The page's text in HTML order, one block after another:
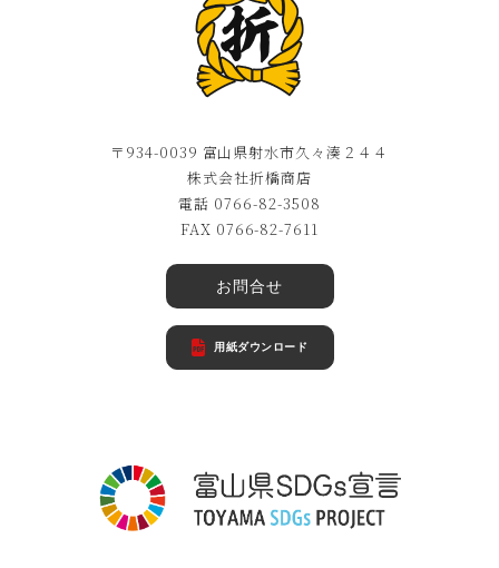
〒934-0039 富山県射水市久々湊２４４
株式会社折橋商店
電話 0766-82-3508
FAX 0766-82-7611
お問合せ
用紙ダウンロード